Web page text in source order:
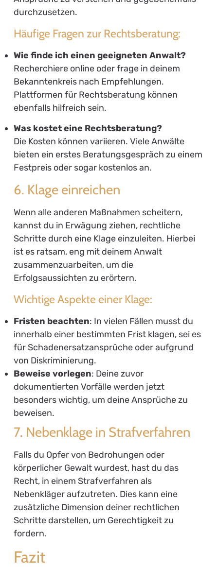
durchzusetzen.
Häufige Fragen zur Rechtsberatung:
Wie finde ich einen geeigneten Anwalt?
Recherchiere online oder frage in deinem
Bekanntenkreis nach Empfehlungen.
Plattformen für Rechtsberatung können
ebenfalls hilfreich sein.
Was kostet eine Rechtsberatung?
Die Kosten können variieren. Viele Anwälte
bieten ein erstes Beratungsgespräch zu einem
Festpreis oder sogar kostenlos an.
6. Klage einreichen
Wenn alle anderen Maßnahmen scheitern,
kannst du in Erwägung ziehen, rechtliche
Schritte durch eine Klage einzuleiten. Hierbei
ist es ratsam, eng mit deinem Anwalt
zusammenzuarbeiten, um die
Erfolgsaussichten zu erörtern.
Wichtige Aspekte einer Klage:
Fristen beachten: In vielen Fällen musst du
innerhalb einer bestimmten Frist klagen, sei es
für Schadenersatzansprüche oder aufgrund
von Diskriminierung.
Beweise vorlegen: Deine zuvor
dokumentierten Vorfälle werden jetzt
besonders wichtig, um deine Ansprüche zu
beweisen.
7. Nebenklage in Strafverfahren
Falls du Opfer von Bedrohungen oder
körperlicher Gewalt wurdest, hast du das
Recht, in einem Strafverfahren als
Nebenkläger aufzutreten. Dies kann eine
zusätzliche Dimension deiner rechtlichen
Schritte darstellen, um Gerechtigkeit zu
fordern.
Fazit